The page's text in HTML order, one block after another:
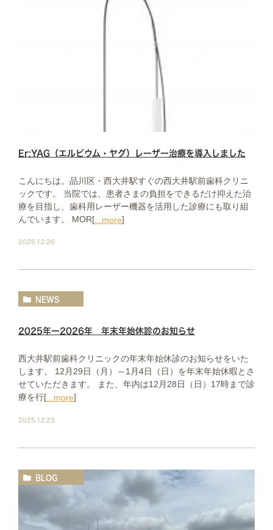
Er:YAG（エルビウム・ヤグ）レーザー治療を導入しました
こんにちは。品川区・西大井駅すぐの西大井駅前歯科クリニ
ックです。 当院では、患者さまの負担をできるだけ抑えた治
療を目指し、歯科用レーザー機器を活用した診療にも取り組
んでいます。 MOR[ ...more]
2025.12.26
NEWS
2025年ー2026年 年末年始休診のお知らせ
西大井駅前歯科クリニックの年末年始休診のお知らせをいた
します。 12月29日（月）～1月4日（日）を年末年始休暇とさ
せていただきます。 また、年内は12月28日（日）17時まで診
療を行[ ...more]
2025.12.23
BLOG